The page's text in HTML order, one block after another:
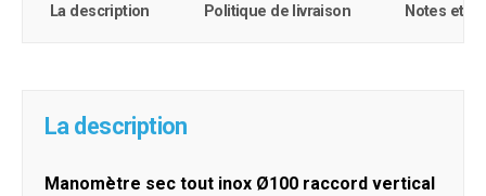
La description Politique de livraison Notes et
La description
Manomètre sec tout inox Ø100 raccord vertical